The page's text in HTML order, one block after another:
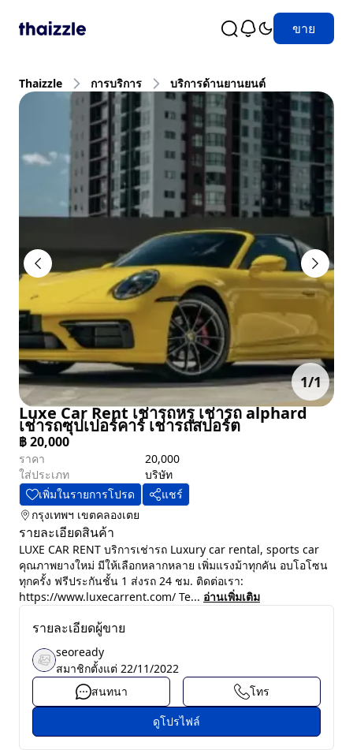
ขาย
Thaizzle การบริการ บริการด้านยานยนต์
1/1
Luxe Car Rent เช่ารถหรู เช่ารถ alphard
เช่ารถซุปเปอร์คาร์ เช่ารถสปอร์ต
฿20,000
ราคา
20,000
ใส่ประเภท
บริษัท
เพิ่มในรายการโปรด
แชร์
กรุงเทพฯ เขตคลองเตย
รายละเอียดสินค้า
LUXE CAR RENT บริการเช่ารถ Luxury car rental, sports car
คุณภาพยางใหม่ มีให้เลือกหลากหลาย เพิ่มแรงม้าทุกคัน อบโอโซน
ทุกครั้ง ฟรีประกันชั้น 1 ส่งรถ 24 ชม. ติดต่อเรา:
https://www.luxecarrent.com/ Te... อ่านเพิ่มเติม
รายละเอียดผู้ขาย
seoready
สมาชิกตั้งแต่ 22/11/2022
สนทนา
โทร
ดูโปรไฟล์